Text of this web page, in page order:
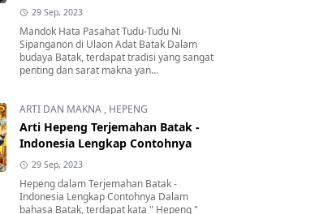
29 Sep, 2023
Mandok Hata Pasahat Tudu-Tudu Ni
Sipanganon di Ulaon Adat Batak Dalam
budaya Batak, terdapat tradisi yang sangat
penting dan sarat makna yan...
ARTI DAN MAKNA , HEPENG
Arti Hepeng Terjemahan Batak -
Indonesia Lengkap Contohnya
29 Sep, 2023
Hepeng dalam Terjemahan Batak -
Indonesia Lengkap Contohnya Dalam
bahasa Batak, terdapat kata " Hepeng "